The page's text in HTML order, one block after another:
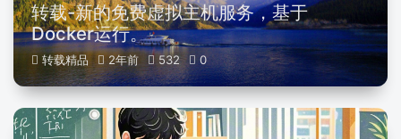
转载-新的免费虚拟主机服务，基于
Docker运行。
转载精品 2年前 532 0